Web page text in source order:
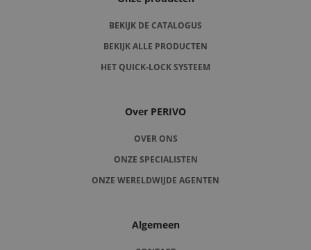
BEKIJK DE CATALOGUS
BEKIJK ALLE PRODUCTEN
HET QUICK-LOCK SYSTEEM
Over PERIVO
OVER ONS
ONZE SPECIALISTEN
ONZE WERELDWIJDE AGENTEN
Algemeen